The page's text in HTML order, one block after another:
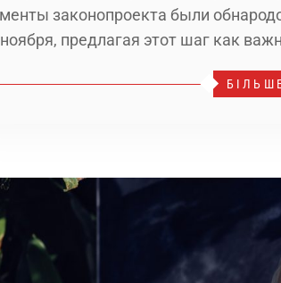
законопроекта были
предлагая этот шаг как